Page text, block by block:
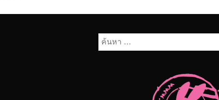
ค้นหา
สำหรับ: